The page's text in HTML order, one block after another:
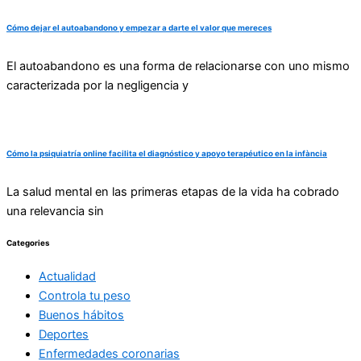
Cómo dejar el autoabandono y empezar a darte el valor que mereces
El autoabandono es una forma de relacionarse con uno mismo
caracterizada por la negligencia y
Cómo la psiquiatría online facilita el diagnóstico y apoyo terapéutico en la infància
La salud mental en las primeras etapas de la vida ha cobrado
una relevancia sin
Categories
Actualidad
Controla tu peso
Buenos hábitos
Deportes
Enfermedades coronarias